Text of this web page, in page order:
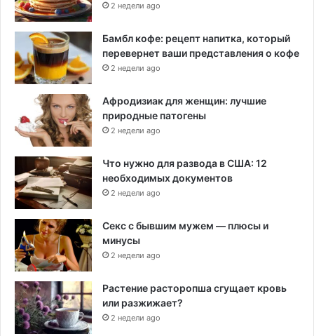
2 недели ago
Бамбл кофе: рецепт напитка, который
перевернет ваши представления о кофе
2 недели ago
Афродизиак для женщин: лучшие
природные патогены
2 недели ago
Что нужно для развода в США: 12
необходимых документов
2 недели ago
Секс с бывшим мужем — плюсы и
минусы
2 недели ago
Растение расторопша сгущает кровь
или разжижает?
2 недели ago